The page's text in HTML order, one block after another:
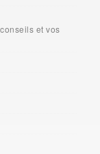
et vos